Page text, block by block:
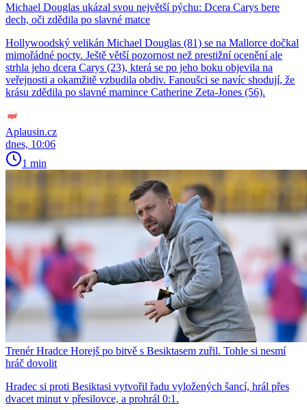
Michael Douglas ukázal svou největší pýchu: Dcera Carys bere
dech, oči zdědila po slavné matce
Hollywoodský velikán Michael Douglas (81) se na Mallorce dočkal
mimořádné pocty. Ještě větší pozornost než prestižní ocenění ale
strhla jeho dcera Carys (23), která se po jeho boku objevila na
veřejnosti a okamžitě vzbudila obdiv. Fanoušci se navíc shodují, že
krásu zdědila po slavné mamince Catherine Zeta-Jones (56).
Aplausin.cz
dnes, 10:06
1 min
Trenér Hradce Horejš po bitvě s Besiktasem zuřil. Tohle si nesmí
hráč dovolit
Hradec si proti Besiktasi vytvořil řadu vyložených šancí, hrál přes
dvacet minut v přesilovce, a prohrál 0:1.